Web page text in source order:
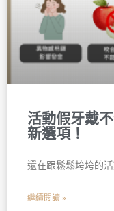
活動假牙戴
新選項！
還在跟鬆鬆垮垮的
繼續閱讀 »